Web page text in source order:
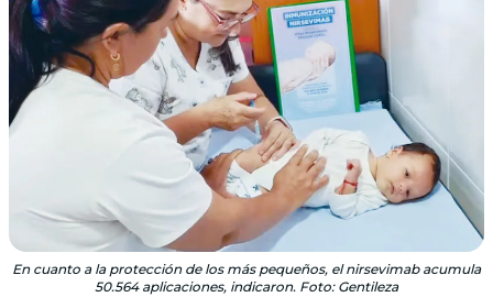
En cuanto a la protección de los más pequeños, el nirsevimab acumula
50.564 aplicaciones, indicaron. Foto: Gentileza